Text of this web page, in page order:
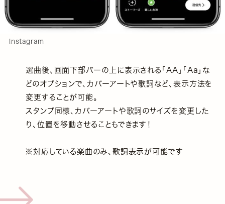
Instagram
選曲後、画面下部バーの上に表⽰される「AA」「Aa」な
どのオプションで、カバーアートや歌詞など、表⽰方法を
変更することが可能。
スタンプ同様、カバーアートや歌詞のサイズを変更した
り、位置を移動させることもできます！
※対応している楽曲のみ、歌詞表示が可能です